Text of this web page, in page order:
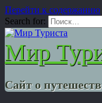
Перейти к содержанию
Search for:
Мир
Сайт о